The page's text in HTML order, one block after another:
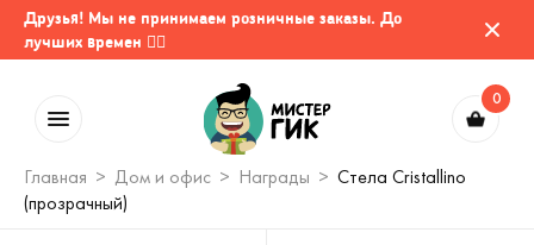
Друзья! Мы не принимаем розничные заказы. До
лучших времен 🤷‍♂️
0
Главная Дом и офис Награды
Стела Cristallino
(прозрачный)